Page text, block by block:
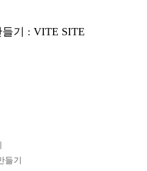
기 : VITE SITE
들기